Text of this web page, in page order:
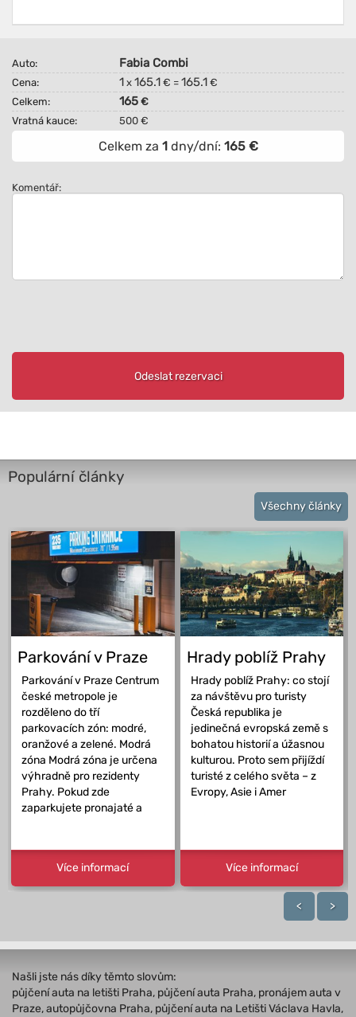
Auto: Fabia Combi
Cena: 1 x 165.1 € = 165.1 €
Celkem:
165 €
Vratná kauce:
500 €
Celkem za 1dny/dní: 165€
Komentář:
Odeslat rezervaci
Populární články
Všechny články
Parkování v Praze
Parkování v Praze Centrum
české metropole je
rozděleno do tří
parkovacích zón: modré,
oranžové a zelené. Modrá
zóna Modrá zóna je určena
výhradně pro rezidenty
Prahy. Pokud zde
zaparkujete pronajaté a
Více informací
Hrady poblíž Prahy
Hrady poblíž Prahy: co stojí
za návštěvu pro turisty
Česká republika je
jedinečná evropská země s
bohatou historií a úžasnou
kulturou. Proto sem přijíždí
turisté z celého světa – z
Evropy, Asie i Amer
Více informací
< >
Našli jste nás díky těmto slovům:
půjčení auta na letišti Praha, půjčení auta Praha, pronájem auta v
Praze, autopůjčovna Praha, půjčení auta na Letišti Václava Havla,